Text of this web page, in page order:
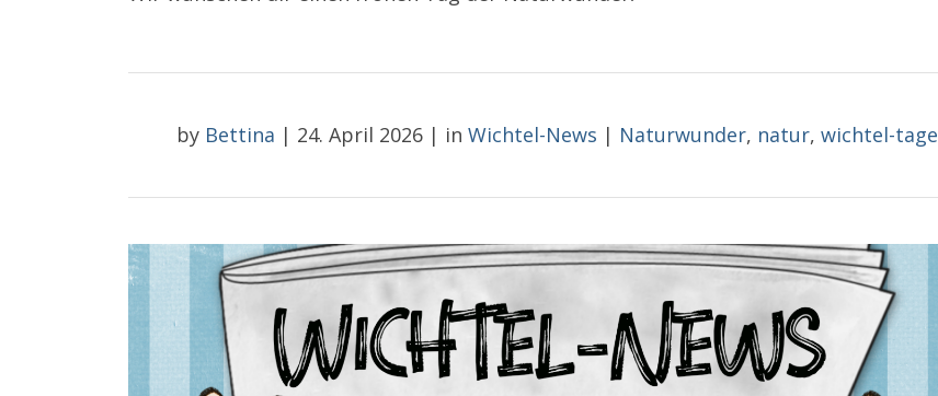
by Bettina | 24. April 2026 | in Wichtel-News | Naturwunder, natur, wichtel-tage